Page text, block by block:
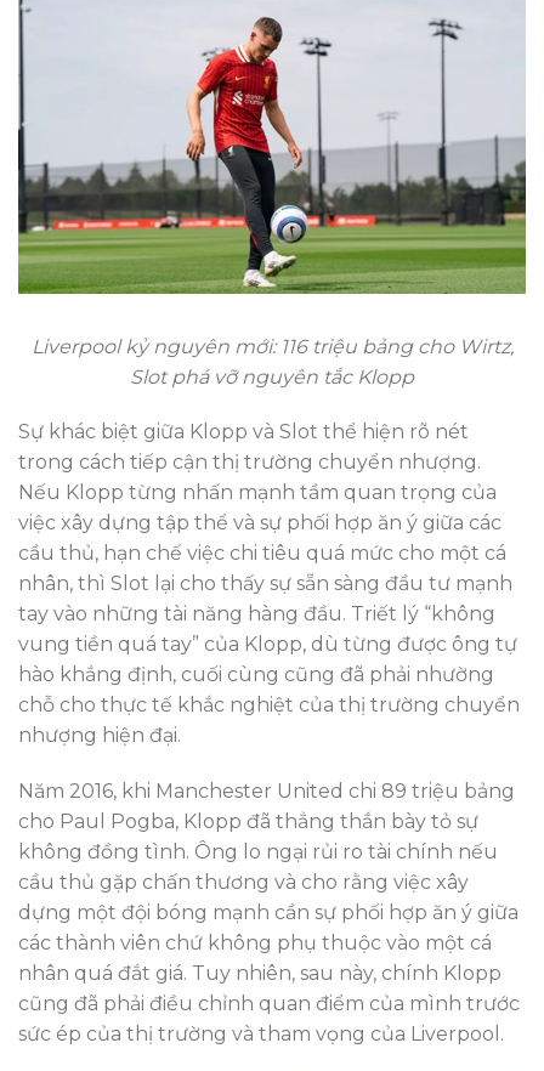
Liverpool kỷ nguyên mới: 116 triệu bảng cho Wirtz,
Slot phá vỡ nguyên tắc Klopp
Sự khác biệt giữa Klopp và Slot thể hiện rõ nét
trong cách tiếp cận thị trường chuyển nhượng.
Nếu Klopp từng nhấn mạnh tầm quan trọng của
việc xây dựng tập thể và sự phối hợp ăn ý giữa các
cầu thủ, hạn chế việc chi tiêu quá mức cho một cá
nhân, thì Slot lại cho thấy sự sẵn sàng đầu tư mạnh
tay vào những tài năng hàng đầu. Triết lý “không
vung tiền quá tay” của Klopp, dù từng được ông tự
hào khẳng định, cuối cùng cũng đã phải nhường
chỗ cho thực tế khắc nghiệt của thị trường chuyển
nhượng hiện đại.
Năm 2016, khi Manchester United chi 89 triệu bảng
cho Paul Pogba, Klopp đã thẳng thắn bày tỏ sự
không đồng tình. Ông lo ngại rủi ro tài chính nếu
cầu thủ gặp chấn thương và cho rằng việc xây
dựng một đội bóng mạnh cần sự phối hợp ăn ý giữa
các thành viên chứ không phụ thuộc vào một cá
nhân quá đắt giá. Tuy nhiên, sau này, chính Klopp
cũng đã phải điều chỉnh quan điểm của mình trước
sức ép của thị trường và tham vọng của Liverpool.